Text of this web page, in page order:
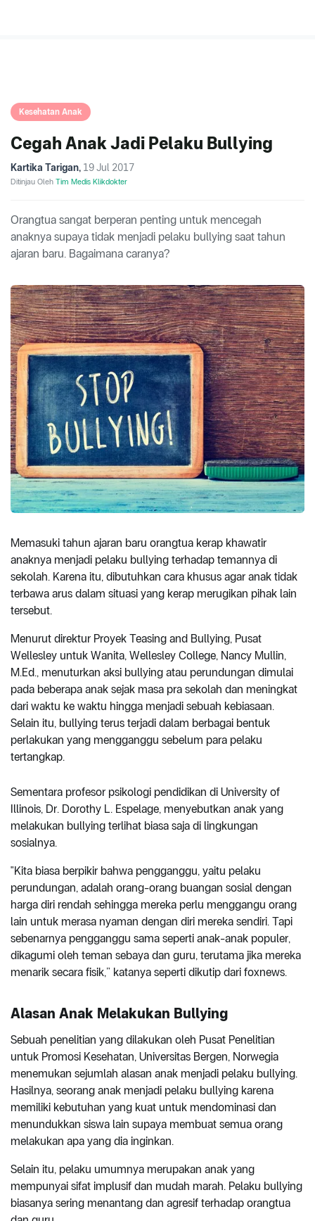
Kesehatan Anak
Cegah Anak Jadi Pelaku Bullying
Kartika Tarigan, 19 Jul 2017
Ditinjau Oleh Tim Medis Klikdokter
Orangtua sangat berperan penting untuk mencegah
anaknya supaya tidak menjadi pelaku bullying saat tahun
ajaran baru. Bagaimana caranya?
Memasuki tahun ajaran baru orangtua kerap khawatir
anaknya menjadi pelaku bullying terhadap temannya di
sekolah. Karena itu, dibutuhkan cara khusus agar anak tidak
terbawa arus dalam situasi yang kerap merugikan pihak lain
tersebut.
Menurut direktur Proyek Teasing and Bullying, Pusat
Wellesley untuk Wanita, Wellesley College, Nancy Mullin,
M.Ed., menuturkan aksi bullying atau perundungan dimulai
pada beberapa anak sejak masa pra sekolah dan meningkat
dari waktu ke waktu hingga menjadi sebuah kebiasaan.
Selain itu, bullying terus terjadi dalam berbagai bentuk
perlakukan yang mengganggu sebelum para pelaku
tertangkap.
Sementara profesor psikologi pendidikan di University of
Illinois, Dr. Dorothy L. Espelage, menyebutkan anak yang
melakukan bullying terlihat biasa saja di lingkungan
sosialnya.
"Kita biasa berpikir bahwa pengganggu, yaitu pelaku
perundungan, adalah orang-orang buangan sosial dengan
harga diri rendah sehingga mereka perlu menggangu orang
lain untuk merasa nyaman dengan diri mereka sendiri. Tapi
sebenarnya pengganggu sama seperti anak-anak populer,
dikagumi oleh teman sebaya dan guru, terutama jika mereka
menarik secara fisik,” katanya seperti dikutip dari foxnews.
Alasan Anak Melakukan Bullying
Sebuah penelitian yang dilakukan oleh Pusat Penelitian
untuk Promosi Kesehatan, Universitas Bergen, Norwegia
menemukan sejumlah alasan anak menjadi pelaku bullying.
Hasilnya, seorang anak menjadi pelaku bullying karena
memiliki kebutuhan yang kuat untuk mendominasi dan
menundukkan siswa lain supaya membuat semua orang
melakukan apa yang dia inginkan.
Selain itu, pelaku umumnya merupakan anak yang
mempunyai sifat implusif dan mudah marah. Pelaku bullying
biasanya sering menantang dan agresif terhadap orangtua